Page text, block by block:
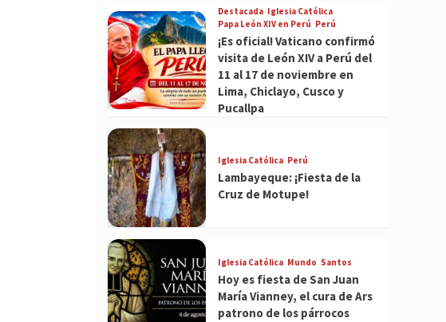
Destacada Iglesia Católica
Papa León XIV en Perú Perú
¡Es oficial! Vaticano confirmó
visita de León XIV a Perú del
11 al 17 de noviembre en
Lima, Chiclayo, Cusco y
Pucallpa
Iglesia Católica Perú
Lambayeque: ¡Fiesta de la
Cruz de Motupe!
Iglesia Católica Mundo Santos
Hoy es fiesta de San Juan
María Vianney, el cura de Ars
patrono de los párrocos